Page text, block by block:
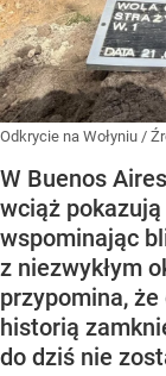
Odkrycie na Wołyniu /
W Buenos
wciąż
wspominając
z niezwykłym
przypomina,
historią
do dziś nie